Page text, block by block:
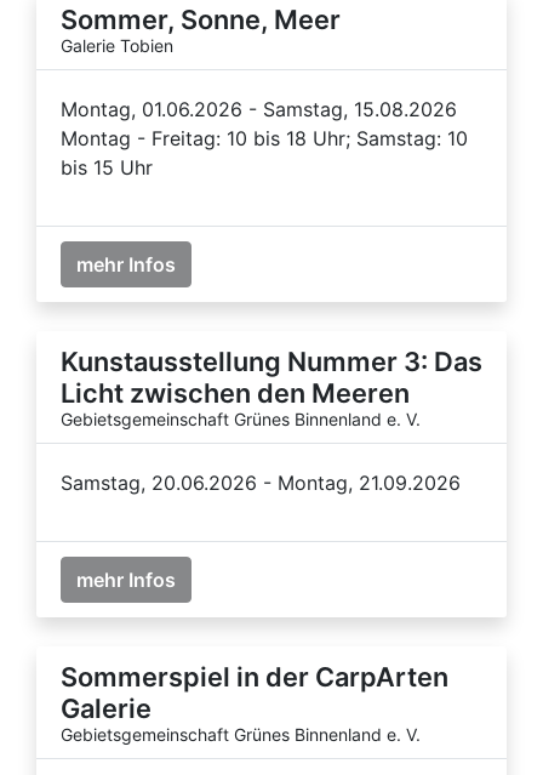
Sommer, Sonne, Meer
Galerie Tobien
Montag, 01.06.2026 - Samstag, 15.08.2026
Montag - Freitag: 10 bis 18 Uhr; Samstag: 10
bis 15 Uhr
mehr Infos
Kunstausstellung Nummer 3: Das
Licht zwischen den Meeren
Gebietsgemeinschaft Grünes Binnenland e. V.
Samstag, 20.06.2026 - Montag, 21.09.2026
mehr Infos
Sommerspiel in der CarpArten
Galerie
Gebietsgemeinschaft Grünes Binnenland e. V.